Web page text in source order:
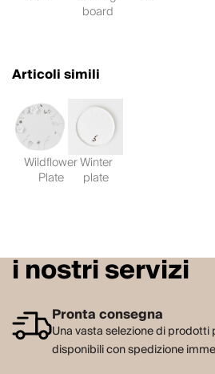
board
Articoli simili
Wildflower
Plate
Winter
plate
i nostri servizi
Pronta consegna
Una vasta selezione di prodotti
disponibili con spedizione